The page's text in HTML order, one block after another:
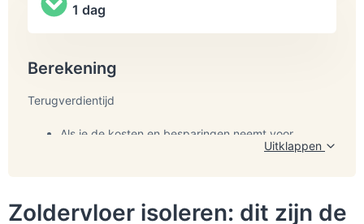
1 dag
Berekening
Terugverdientijd
Als je de kosten en besparingen neemt voor
een kleine woning is de uitkomst: €750 / €210 = 4
Uitklappen
Zoldervloer isoleren: dit zijn de